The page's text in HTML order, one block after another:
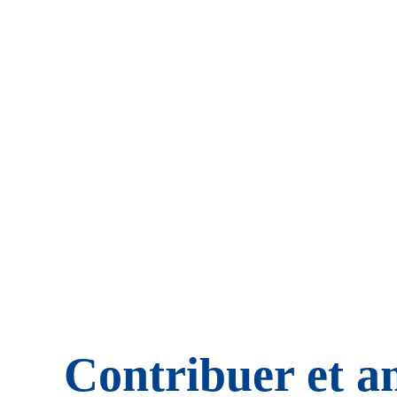
Contribuer et